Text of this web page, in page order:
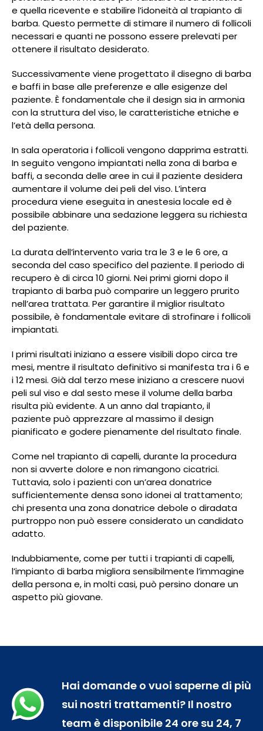
e quella ricevente e stabilire l’idoneità al trapianto di
barba. Questo permette di stimare il numero di follicoli
necessari e quanti ne possono essere prelevati per
ottenere il risultato desiderato.
Successivamente viene progettato il disegno di barba
e baffi in base alle preferenze e alle esigenze del
paziente. È fondamentale che il design sia in armonia
con la struttura del viso, le caratteristiche etniche e
l’età della persona.
In sala operatoria i follicoli vengono dapprima estratti.
In seguito vengono impiantati nella zona di barba e
baffi, a seconda delle aree in cui il paziente desidera
aumentare il volume dei peli del viso. L’intera
procedura viene eseguita in anestesia locale ed è
possibile abbinare una sedazione leggera su richiesta
del paziente.
La durata dell’intervento varia tra le 3 e le 6 ore, a
seconda del caso specifico del paziente. Il periodo di
recupero è di circa 10 giorni. Nei primi giorni dopo il
trapianto di barba può comparire un leggero prurito
nell’area trattata. Per garantire il miglior risultato
possibile, è fondamentale evitare di strofinare i follicoli
impiantati.
I primi risultati iniziano a essere visibili dopo circa tre
mesi, mentre il risultato definitivo si manifesta tra i 6 e
i 12 mesi. Già dal terzo mese iniziano a crescere nuovi
peli sul viso e dal sesto mese il volume della barba
risulta più evidente. A un anno dal trapianto, il
paziente può apprezzare al massimo il design
pianificato e godere pienamente del risultato finale.
Come nel trapianto di capelli, durante la procedura
non si avverte dolore e non rimangono cicatrici.
Tuttavia, solo i pazienti con un’area donatrice
sufficientemente densa sono idonei al trattamento;
chi presenta una zona donatrice debole o diradata
purtroppo non può essere considerato un candidato
adatto.
Indubbiamente, come per tutti i trapianti di capelli,
l’impianto di barba migliora sensibilmente l’immagine
della persona e, in molti casi, può persino donare un
aspetto più giovane.
Hai domande o vuoi saperne di più
sui nostri trattamenti? Il nostro
team è disponibile 24 ore su 24, 7